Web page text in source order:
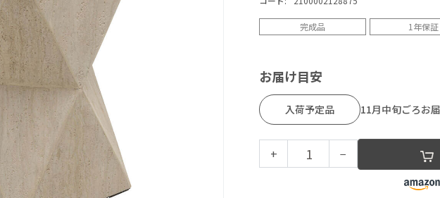
完成品 1年保証
お届け目安
入荷予定品 11月中旬ごろお
+ −